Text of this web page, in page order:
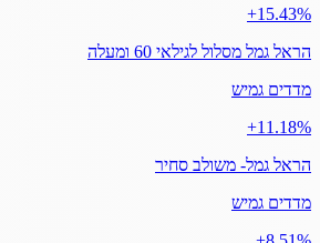
‎+15.43%
הראל גמל מסלול לגילאי 60 ומעלה
מדדים גמיש
‎+11.18%
הראל גמל- משולב סחיר
מדדים גמיש